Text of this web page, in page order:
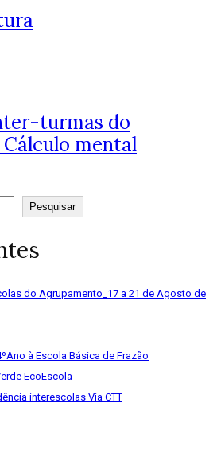
turmas do
mental
Pesquisar
do Agrupamento_17 a 21 de Agosto de
à Escola Básica de Frazão
EcoEscola
interescolas Via CTT